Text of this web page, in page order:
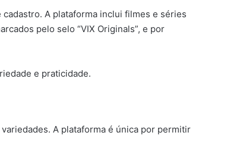
A plataforma inclui filmes e séries
pelo selo “VIX Originals”, e por
e praticidade.
A plataforma é única por permitir